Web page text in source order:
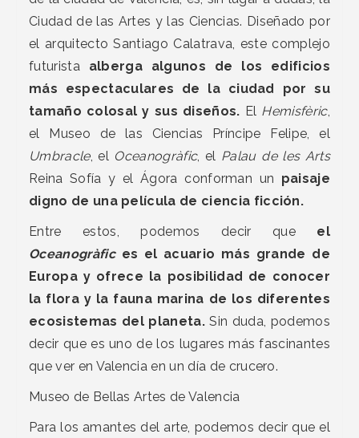
Ciudad de las Artes y las Ciencias. Diseñado por
el arquitecto Santiago Calatrava, este complejo
futuristaalberga algunos de los edificios
más espectaculares de la ciudad por su
tamaño colosal y sus diseños. El Hemisfèric,
el Museo de las Ciencias Príncipe Felipe, el
Umbracle, el Oceanogràfic, el Palau de les Arts
Reina Sofía y el Ágora conforman un paisaje
digno de una película de ciencia ficción.
Entre estos, podemos decir que el
Oceanogràfices el acuario más grande de
Europa y ofrece la posibilidad de conocer
la flora y la fauna marina de los diferentes
ecosistemas del planeta.Sin duda, podemos
decir que es uno de los lugares más fascinantes
que ver en Valencia en un día de crucero.
Museo de Bellas Artes de Valencia
Para los amantes del arte, podemos decir que el